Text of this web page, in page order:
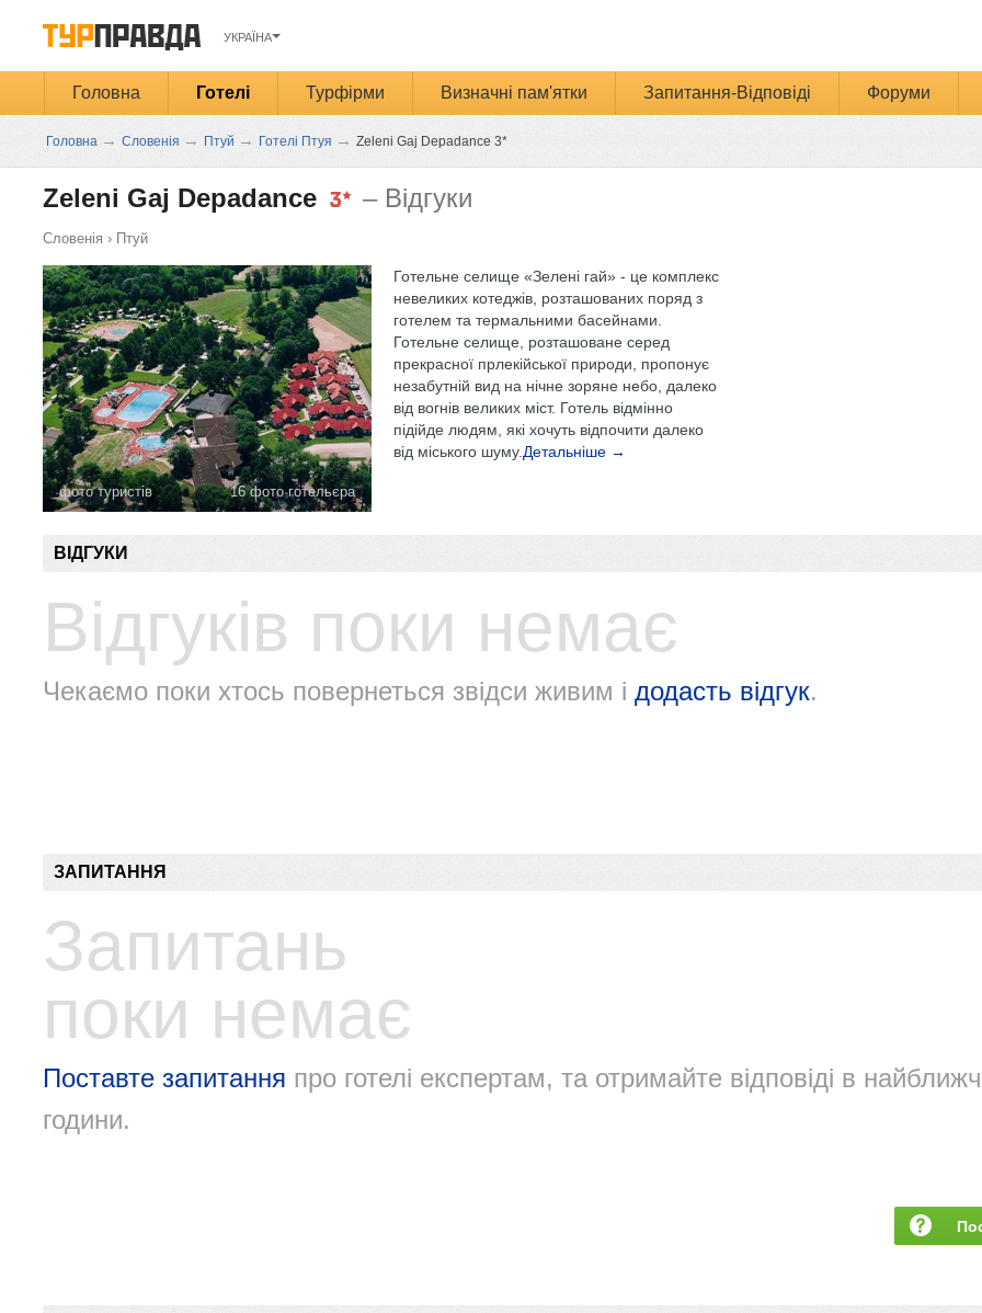
УКРАЇНА
Головна Готелі Турфірми Визначні пам'ятки Запитання-Відповіді Форуми
Головна → Словенія → Птуй → Готелі Птуя → Zeleni Gaj Depadance 3*
Zeleni Gaj Depadance – Відгуки
Словенія › Птуй
фото туристів 16 фото готельєра
Готельне селище «Зелені гай» - це комплекс
невеликих котеджів, розташованих поряд з
готелем та термальними басейнами.
Готельне селище, розташоване серед
прекрасної прлекійської природи, пропонує
незабутній вид на нічне зоряне небо, далеко
від вогнів великих міст. Готель відмінно
підійде людям, які хочуть відпочити далеко
від міського шуму. Детальніше →
ВІДГУКИ
Відгуків поки немає
Чекаємо поки хтось повернеться звідси живим і додасть відгук.
ЗАПИТАННЯ
Запитань
поки немає
Поставте запитання про готелі експертам, та отримайте відповіді в
години.